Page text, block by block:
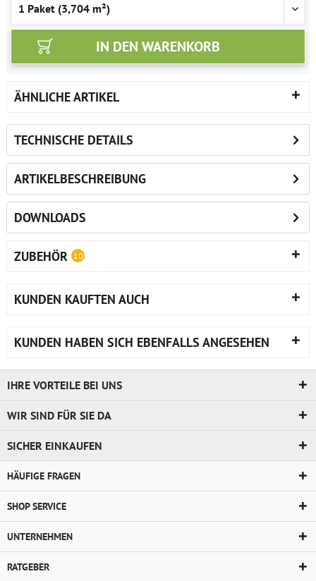
IN DEN WARENKORB
ÄHNLICHE ARTIKEL
TECHNISCHE DETAILS
ARTIKELBESCHREIBUNG
DOWNLOADS
ZUBEHÖR 10
KUNDEN KAUFTEN AUCH
KUNDEN HABEN SICH EBENFALLS ANGESEHEN
IHRE VORTEILE BEI UNS
WIR SIND FÜR SIE DA
SICHER EINKAUFEN
HÄUFIGE FRAGEN
SHOP SERVICE
UNTERNEHMEN
RATGEBER